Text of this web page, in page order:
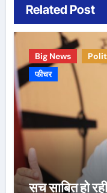
Related Post
Big News
फीचर
सच साबित हो